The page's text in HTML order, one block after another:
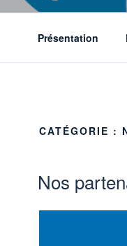
Présentation
CATÉGORIE :
LE
Nos